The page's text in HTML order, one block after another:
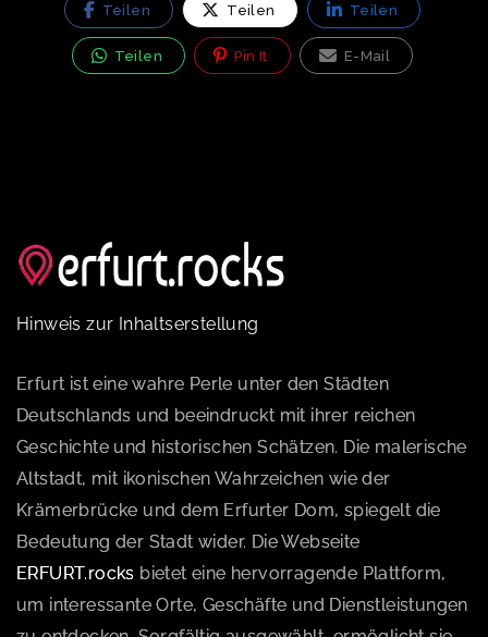
Teilen Teilen Teilen
Teilen Pin It E-Mail
Hinweis zur Inhaltserstellung
Erfurt ist eine wahre Perle unter den Städten
Deutschlands und beeindruckt mit ihrer reichen
Geschichte und historischen Schätzen. Die malerische
Altstadt, mit ikonischen Wahrzeichen wie der
Krämerbrücke und dem Erfurter Dom, spiegelt die
Bedeutung der Stadt wider. Die Webseite
ERFURT.rocks bietet eine hervorragende Plattform,
um interessante Orte, Geschäfte und Dienstleistungen